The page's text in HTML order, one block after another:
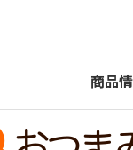
商品